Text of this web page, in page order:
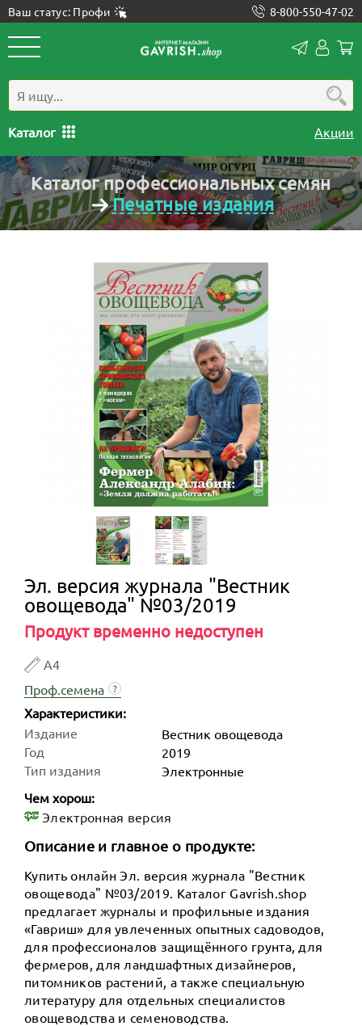
Ваш статус: Профи 8-800-550-47-02
Каталог Акции
Каталог профессиональных семян
Печатные издания
Эл. версия журнала "Вестник
овощевода" №03/2019
Продукт временно недоступен
А4
Проф.семена
?
Характеристики:
Издание
Вестник овощевода
Год
2019
Тип издания
Электронные
Чем хорош:
Электронная версия
Описание и главное о продукте:
Купить онлайн Эл. версия журнала "Вестник
овощевода" №03/2019. Каталог Gavrish.shop
предлагает журналы и профильные издания
«Гавриш» для увлеченных опытных садоводов,
для профессионалов защищённого грунта, для
фермеров, для ландшафтных дизайнеров,
питомников растений, а также специальную
литературу для отдельных специалистов
овощеводства и семеноводства.